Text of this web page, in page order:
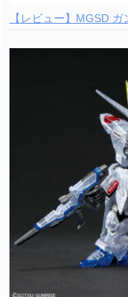
【レビュー】MGSD